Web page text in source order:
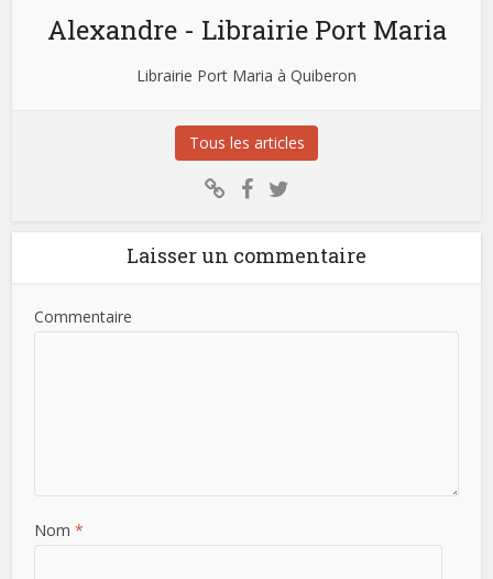
Alexandre - Librairie Port Maria
Librairie Port Maria à Quiberon
Tous les articles
Laisser un commentaire
Commentaire
Nom *